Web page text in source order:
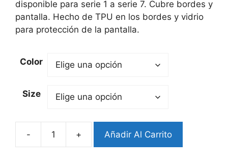
disponible para serie 1 a serie 7. Cubre bordes y
pantalla. Hecho de TPU en los bordes y vidrio
para protección de la pantalla.
Color
Size
-
Bumper
+ Añadir Al Carrito